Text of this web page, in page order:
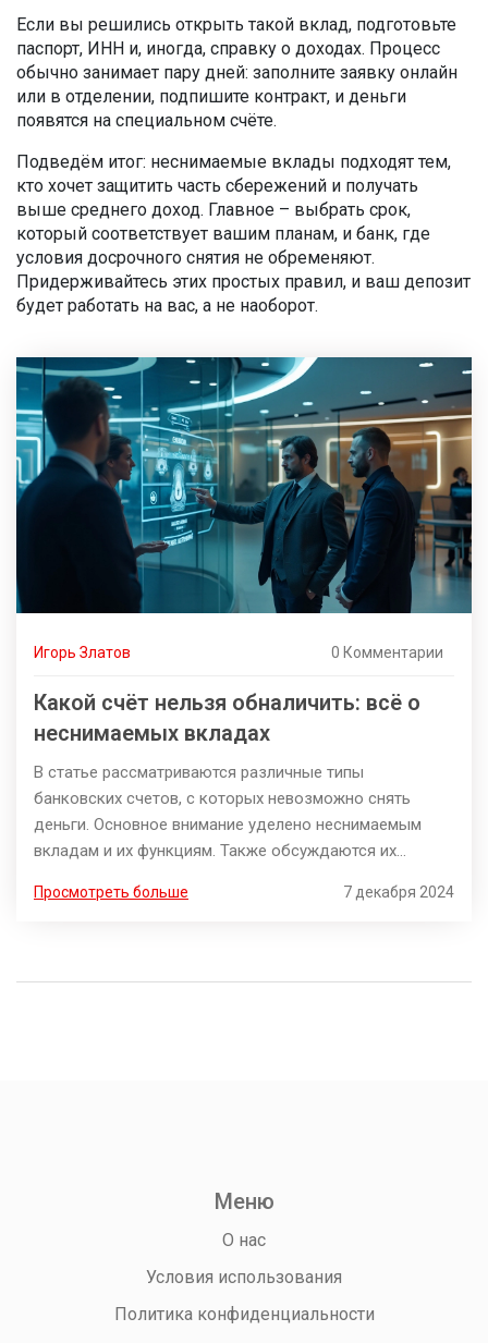
Если вы решились открыть такой вклад, подготовьте
паспорт, ИНН и, иногда, справку о доходах. Процесс
обычно занимает пару дней: заполните заявку онлайн
или в отделении, подпишите контракт, и деньги
появятся на специальном счёте.
Подведём итог: неснимаемые вклады подходят тем,
кто хочет защитить часть сбережений и получать
выше среднего доход. Главное – выбрать срок,
который соответствует вашим планам, и банк, где
условия досрочного снятия не обременяют.
Придерживайтесь этих простых правил, и ваш депозит
будет работать на вас, а не наоборот.
Игорь Златов 0 Комментарии
Какой счёт нельзя обналичить: всё о
неснимаемых вкладах
В статье рассматриваются различные типы
банковских счетов, с которых невозможно снять
деньги. Основное внимание уделено неснимаемым
вкладам и их функциям. Также обсуждаются их
клиентов. Кроме того, затрагиваются аспекты,
наиболее подходящий вид размещения средств.
Просмотреть больше 7 декабря 2024
Меню
О нас
Условия использования
Политика конфиденциальности